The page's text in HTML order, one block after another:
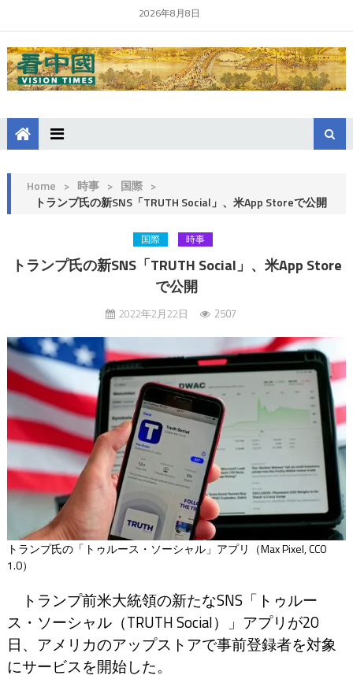
2026年8月8日
Home > 時事 > 国際 >
トランプ氏の新SNS「TRUTH Social」、米App Storeで公開
国際 時事
トランプ氏の新SNS「TRUTH Social」、米App Store
で公開
2022年2月22日 2507
トランプ氏の「トゥルース・ソーシャル」アプリ（Max Pixel, CC0
1.0）
トランプ前米大統領の新たなSNS「トゥルー
ス・ソーシャル（TRUTH Social）」アプリが20
日、アメリカのアップストアで事前登録者を対象
にサービスを開始した。